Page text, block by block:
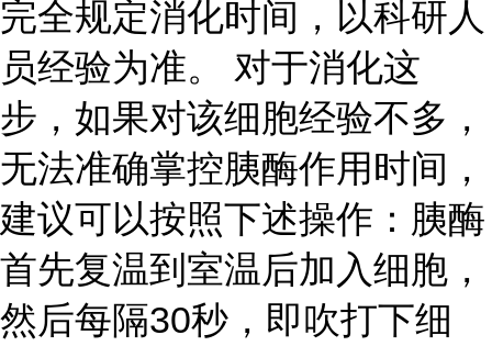
完全规定消化时间，以科研人
员经验为准。 对于消化这
步，如果对该细胞经验不多，
无法准确掌控胰酶作用时间，
建议可以按照下述操作：胰酶
首先复温到室温后加入细胞，
然后每隔30秒，即吹打下细